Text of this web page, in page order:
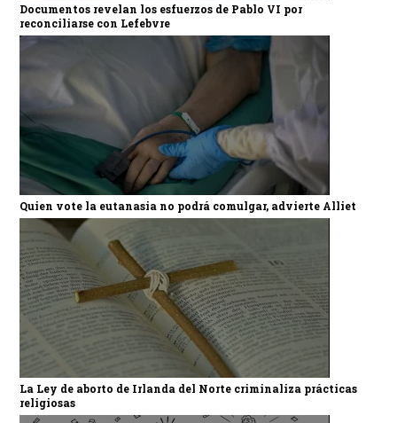
Documentos revelan los esfuerzos de Pablo VI por
reconciliarse con Lefebvre
Quien vote la eutanasia no podrá comulgar, advierte Alliet
La Ley de aborto de Irlanda del Norte criminaliza prácticas
religiosas